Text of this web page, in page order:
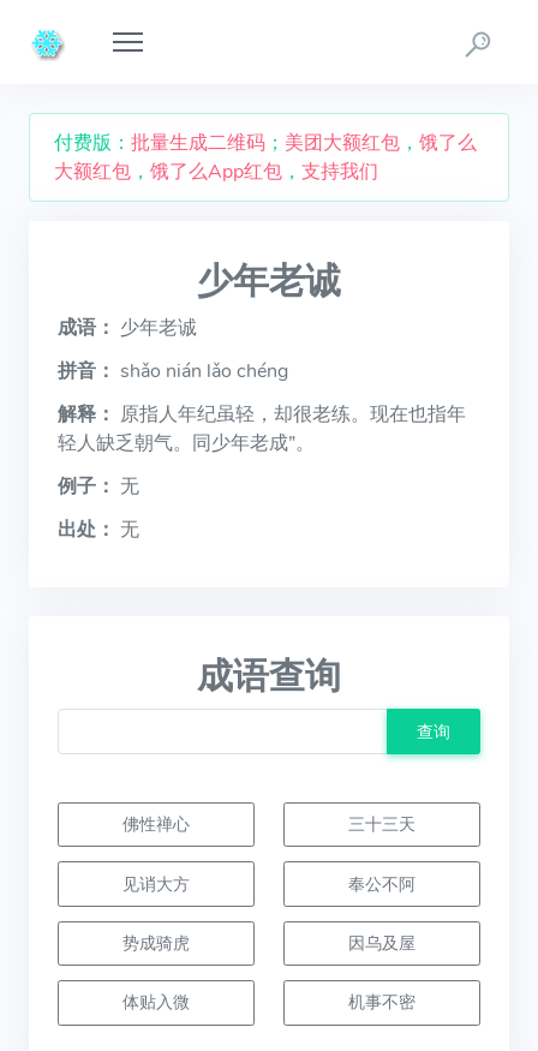
付费版： 批量生成二维码 ； 美团大额红包 ， 饿了么
大额红包 ， 饿了么App红包 ， 支持我们
少年老诚
成语： 少年老诚
拼音： shǎo nián lǎo chéng
解释： 原指人年纪虽轻，却很老练。现在也指年
轻人缺乏朝气。同少年老成”。
例子： 无
出处： 无
成语查询
查询
佛性禅心 三十三天
见诮大方 奉公不阿
势成骑虎 因乌及屋
体贴入微 机事不密